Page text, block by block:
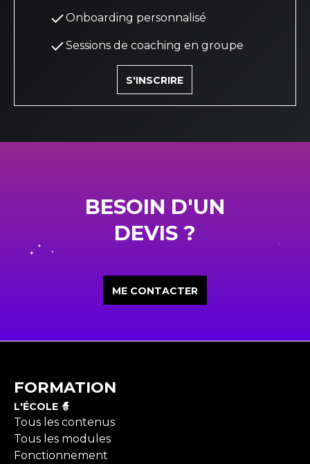
Onboarding personnalisé
Sessions de coaching en groupe
S'INSCRIRE
BESOIN D'UN
DEVIS ?
ME CONTACTER
FORMATION
L'ÉCOLE 🧙
Tous les contenus
Tous les modules
Fonctionnement